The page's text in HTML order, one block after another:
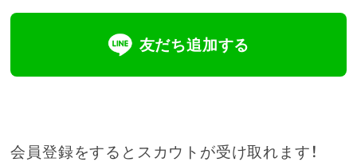
友だち追加する
会員登録をするとスカウトが受け取れます！